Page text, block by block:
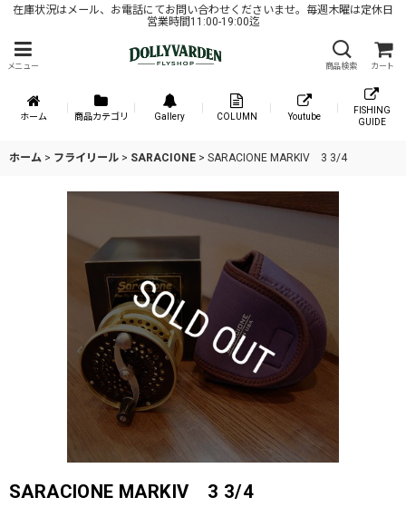
在庫状況はメール、お電話にてお問い合わせくださいませ。毎週木曜は定休日
営業時間11:00-19:00迄
メニュー 商品検索 カート
ホーム 商品カテゴリ Gallery COLUMN Youtube
FISHING
GUIDE
ホーム > フライリール > SARACIONE > SARACIONE MARKIV 3 3/4
SARACIONE MARKIV 3 3/4